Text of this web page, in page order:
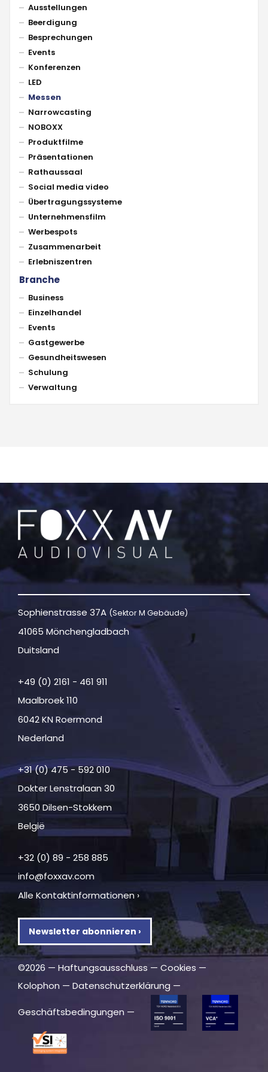
Ausstellungen
Beerdigung
Besprechungen
Events
Konferenzen
LED
Messen
Narrowcasting
NOBOXX
Produktfilme
Präsentationen
Rathaussaal
Social media video
Übertragungssysteme
Unternehmensfilm
Werbespots
Zusammenarbeit
Erlebniszentren
Branche
Business
Einzelhandel
Events
Gastgewerbe
Gesundheitswesen
Schulung
Verwaltung
Sophienstrasse 37A (Sektor M Gebäude)
41065 Mönchengladbach
Duitsland
+49 (0) 2161 - 461 911
Maalbroek 110
6042 KN Roermond
Nederland
+31 (0) 475 - 592 010
Dokter Lenstralaan 30
3650 Dilsen-Stokkem
België
+32 (0) 89 - 258 885
info@foxxav.com
Alle Kontaktinformationen ›
Newsletter abonnieren ›
©2026 — Haftungsausschluss — Cookies —
Kolophon — Datenschutzerklärung —
Geschäftsbedingungen —